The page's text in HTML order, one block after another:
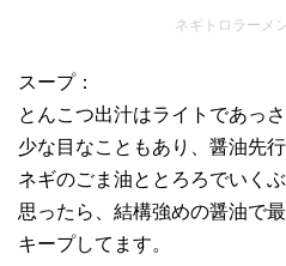
ネギトロラーメ
スープ：
とんこつ出汁はライトであっ
少な目なこともあり、醤油先行
ネギのごま油ととろろでいく
思ったら、結構強めの醤油で
キープしてます。